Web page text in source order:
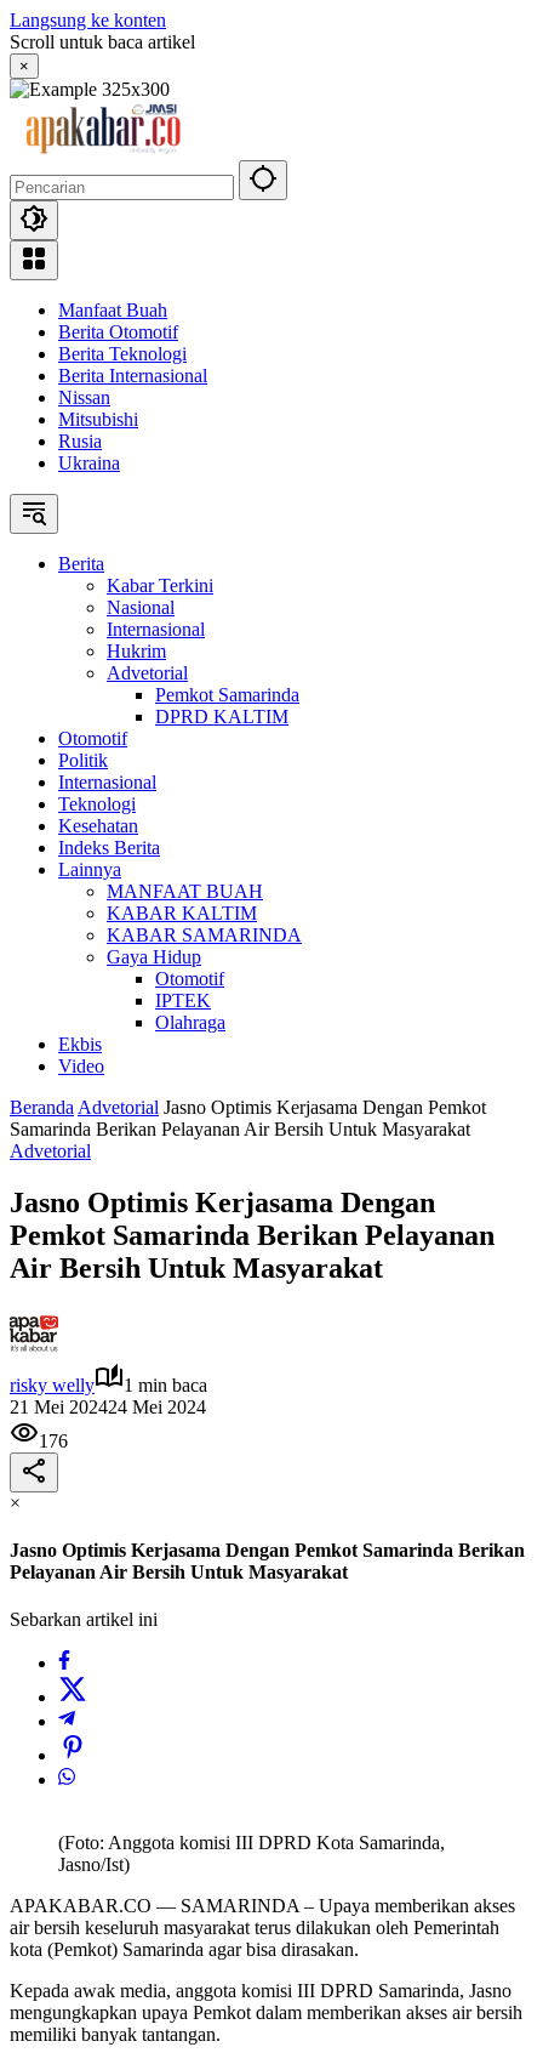
Langsung ke konten
Scroll untuk baca artikel
×
Manfaat Buah
Berita Otomotif
Berita Teknologi
Berita Internasional
Nissan
Mitsubishi
Rusia
Ukraina
Berita
Kabar Terkini
Nasional
Internasional
Hukrim
Advetorial
Pemkot Samarinda
DPRD KALTIM
Otomotif
Politik
Internasional
Teknologi
Kesehatan
Indeks Berita
Lainnya
MANFAAT BUAH
KABAR KALTIM
KABAR SAMARINDA
Gaya Hidup
Otomotif
IPTEK
Olahraga
Ekbis
Video
Beranda Advetorial Jasno Optimis Kerjasama Dengan Pemkot
Samarinda Berikan Pelayanan Air Bersih Untuk Masyarakat
Advetorial
Jasno Optimis Kerjasama Dengan
Pemkot Samarinda Berikan Pelayanan
Air Bersih Untuk Masyarakat
risky welly
1 min baca
21 Mei 202424 Mei 2024
176
×
Jasno Optimis Kerjasama Dengan Pemkot Samarinda Berikan
Pelayanan Air Bersih Untuk Masyarakat
Sebarkan artikel ini
(Foto: Anggota komisi III DPRD Kota Samarinda,
Jasno/Ist)
APAKABAR.CO — SAMARINDA – Upaya memberikan akses
air bersih keseluruh masyarakat terus dilakukan oleh Pemerintah
kota (Pemkot) Samarinda agar bisa dirasakan.
Kepada awak media, anggota komisi III DPRD Samarinda, Jasno
mengungkapkan upaya Pemkot dalam memberikan akses air bersih
memiliki banyak tantangan.